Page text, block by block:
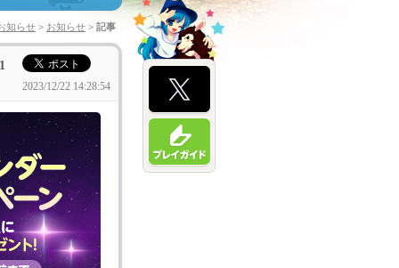
知らせ > お知らせ > 記事
2023/12/22 14:28:54